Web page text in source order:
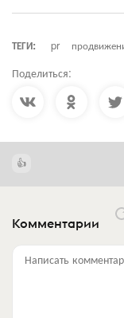
ТЕГИ: pr
Поделиться:
Комментарии
Написать